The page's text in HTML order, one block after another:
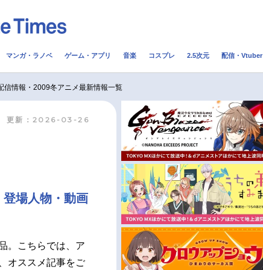
2.5次元 配信・Vtuber トレンド
今期アニメ曜日別一覧
夏アニメ
秋アニメ
冬アニメ
マンガ・ラノベ ゲーム・アプリ 音楽 コスプレ 2.5次元 配信・Vtuber
信情報・2009冬アニメ最新情報一覧
更新：2026-03-26
場人物・動画
。こちらでは、ア
オススメ記事をご